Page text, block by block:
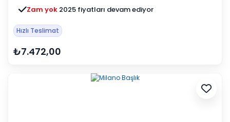
Zam yok 2025 fiyatları devam ediyor
Hızlı Teslimat
₺7.472,00